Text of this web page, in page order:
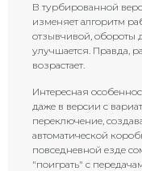
В турбированной
изменяет алгоритм
отзывчивой, обороты
улучшается. Правда,
возрастает.
Интересная
даже в версии с
переключение,
автоматической
повседневной езде
"поиграть" с